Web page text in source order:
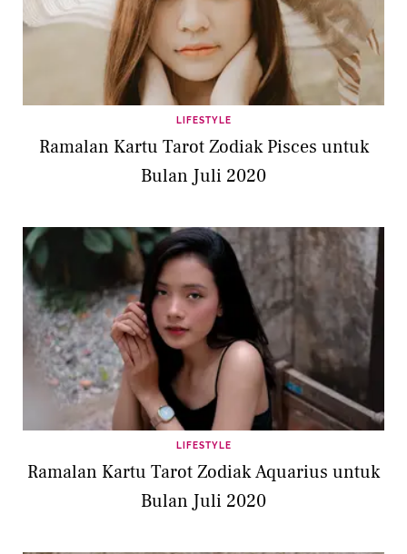
LIFESTYLE
Ramalan Kartu Tarot Zodiak Pisces untuk
Bulan Juli 2020
LIFESTYLE
Ramalan Kartu Tarot Zodiak Aquarius untuk
Bulan Juli 2020